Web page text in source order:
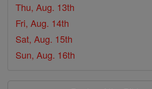
Thu, Aug. 13th
Fri, Aug. 14th
Sat, Aug. 15th
Sun, Aug. 16th